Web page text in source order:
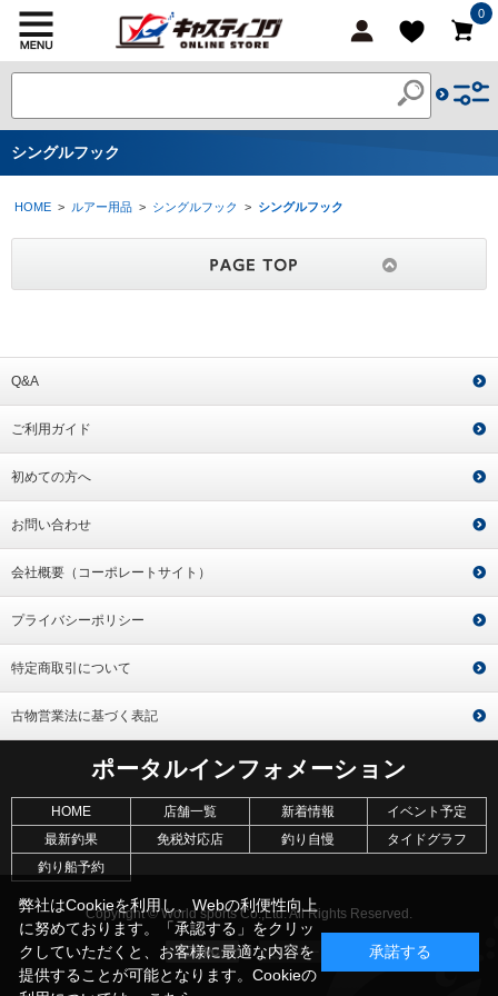
0
シングルフック
HOME > ルアー用品 > シングルフック > シングルフック
Q&A
ご利用ガイド
初めての方へ
お問い合わせ
会社概要（コーポレートサイト）
プライバシーポリシー
特定商取引について
古物営業法に基づく表記
ポータルインフォメーション
HOME 店舗一覧 新着情報
イベント予定
最新釣果
免税対応店 釣り自慢
タイドグラフ
釣り船予約
Copyright © World sports Co.,Ltd. All Rights Reserved.
弊社はCookieを利用し、Webの利便性向上
に努めております。「承認する」をクリッ
クしていただくと、お客様に最適な内容を
提供することが可能となります。Cookieの
承諾する